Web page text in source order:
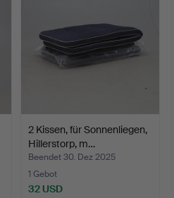
2 Kissen, für Sonnenliegen,
Hillerstorp, m…
Beendet 30. Dez 2025
1 Gebot
32 USD